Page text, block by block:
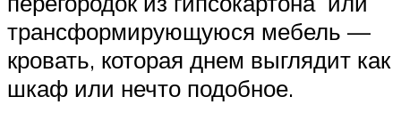
трансформирующуюся мебель —
кровать, которая днем выглядит как
шкаф или нечто подобное.